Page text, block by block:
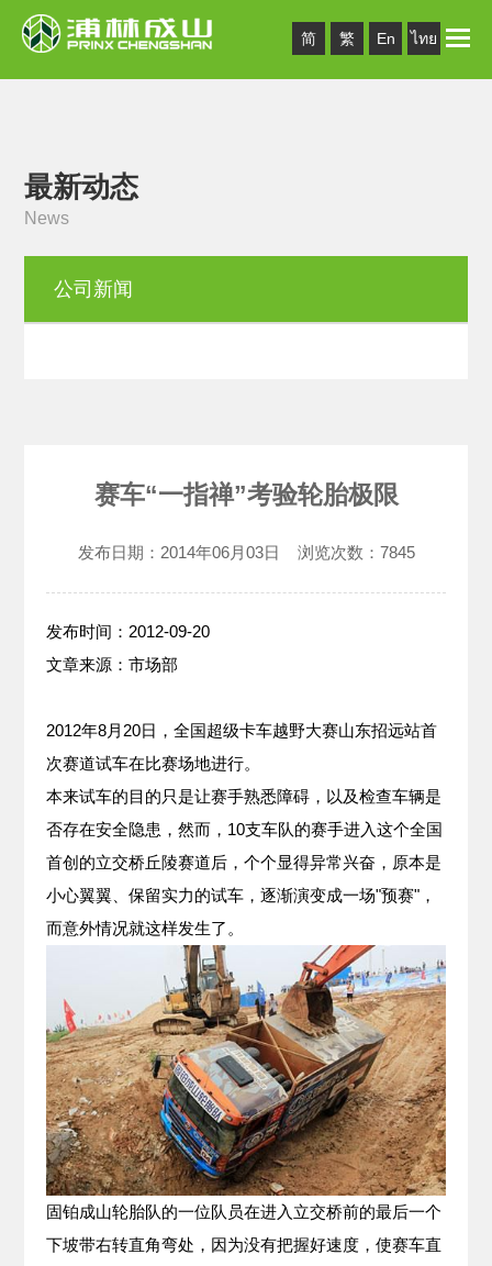
简 繁 En ไทย Toggle
最新动态
News
公司新闻
赛车“一指禅”考验轮胎极限
发布日期： 2014年06月03日 浏览次数： 7845
发布时间：2012-09-20
文章来源：市场部
2012年8月20日，全国超级卡车越野大赛山东招远站首
次赛道试车在比赛场地进行。
本来试车的目的只是让赛手熟悉障碍，以及检查车辆是
否存在安全隐患，然而，10支车队的赛手进入这个全国
首创的立交桥丘陵赛道后，个个显得异常兴奋，原本是
小心翼翼、保留实力的试车，逐渐演变成一场"预赛"，
而意外情况就这样发生了。
固铂成山轮胎队的一位队员在进入立交桥前的最后一个
下坡带右转直角弯处，因为没有把握好速度，使赛车直